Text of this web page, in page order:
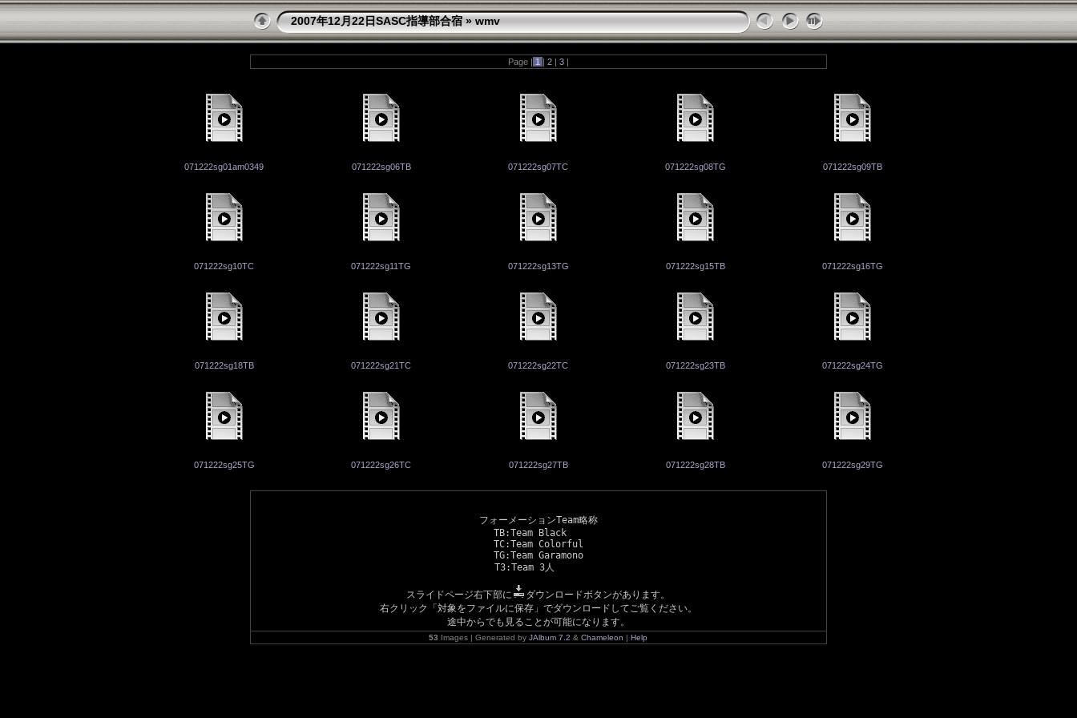
2007年12月22日SASC指導部合宿» wmv
Page | 1 | 2 | 3 |
071222sg01am0349 071222sg06TB 071222sg07TC 071222sg08TG 071222sg09TB
071222sg10TC 071222sg11TG 071222sg13TG 071222sg15TB 071222sg16TG
071222sg18TB 071222sg21TC 071222sg22TC 071222sg23TB 071222sg24TG
071222sg25TG 071222sg26TC 071222sg27TB 071222sg28TB 071222sg29TG
フォーメーションTeam略称
TB:Team Black
TC:Team Colorful
TG:Team Garamono
スライドページ右下部に
ダウンロードボタンがあります。
右クリック「対象をファイルに保存」でダウンロードしてご覧ください。
途中からでも見ることが可能になります。
53 Images | Generated byJAlbum 7.2 &Chameleon |Help